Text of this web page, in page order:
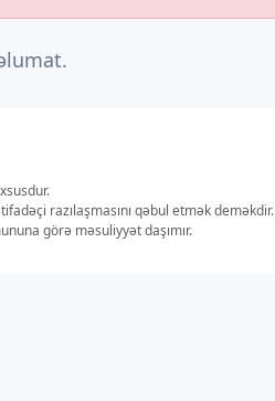
razılaşmasını qəbul etmək deməkdir.
görə məsuliyyət daşımır.